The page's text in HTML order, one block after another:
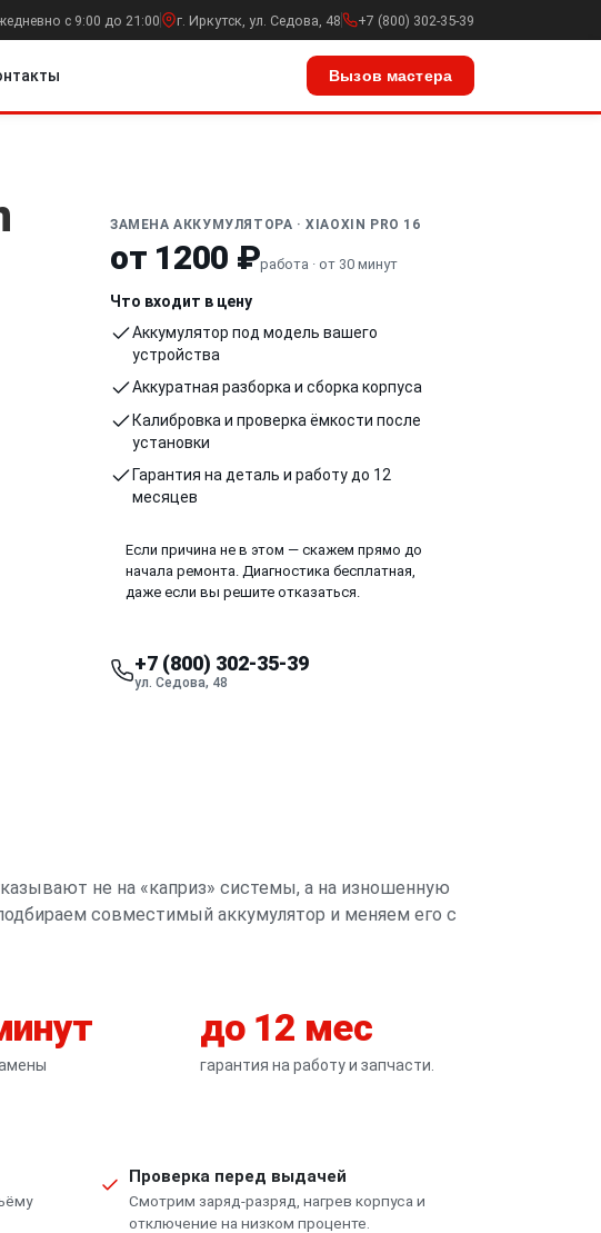
с 9:00 до 21:00 г. Иркутск, ул. Седова, 48 +7 (800) 302-35-39
Вызов мастера
ЗАМЕНА АККУМУЛЯТОРА · XIAOXIN PRO 16
от 1200 ₽работа · от 30 минут
Что входит в цену
Аккумулятор под модель вашего
устройства
Аккуратная разборка и сборка корпуса
Калибровка и проверка ёмкости после
установки
Гарантия на деталь и работу до 12
месяцев
Если причина не в этом — скажем прямо до
начала ремонта. Диагностика бесплатная,
даже если вы решите отказаться.
+7 (800) 302-35-39
ул. Седова, 48
не на «каприз» системы, а на изношенную
совместимый аккумулятор и меняем его с
до 12 мес
гарантия на работу и запчасти.
Проверка перед выдачей
Смотрим заряд-разряд, нагрев корпуса и
отключение на низком проценте.